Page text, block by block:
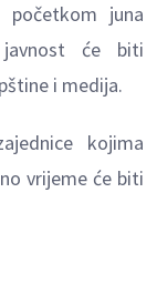
početkom juna
će biti
i medija.
kojima
vrijeme će biti